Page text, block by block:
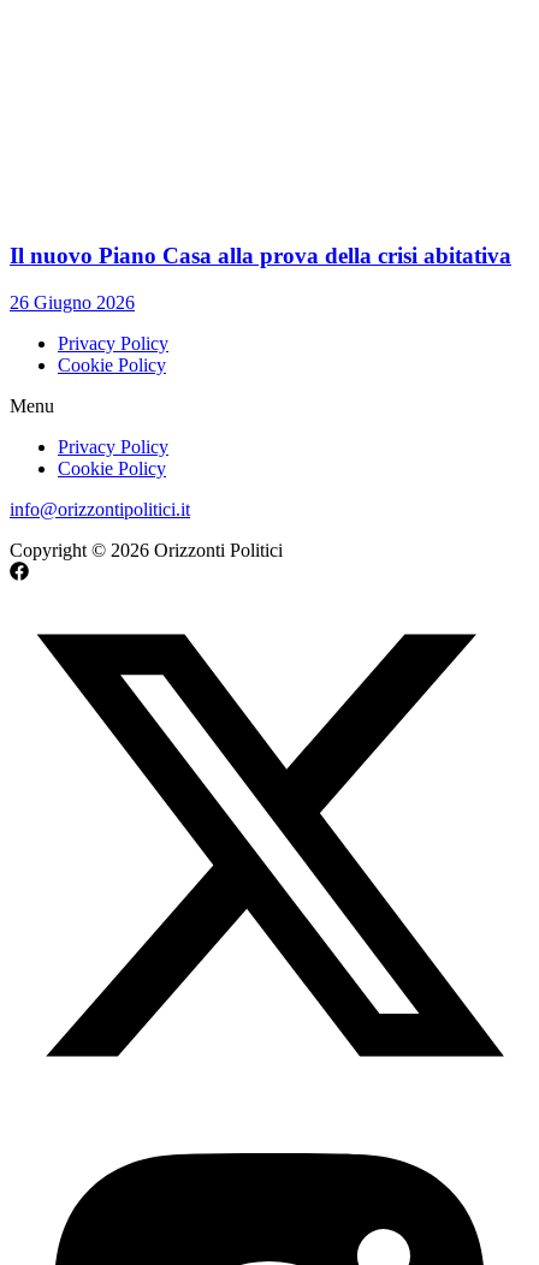
Il nuovo Piano Casa alla prova della crisi abitativa
26 Giugno 2026
Privacy Policy
Cookie Policy
Menu
Privacy Policy
Cookie Policy
info@orizzontipolitici.it
Copyright © 2026 Orizzonti Politici